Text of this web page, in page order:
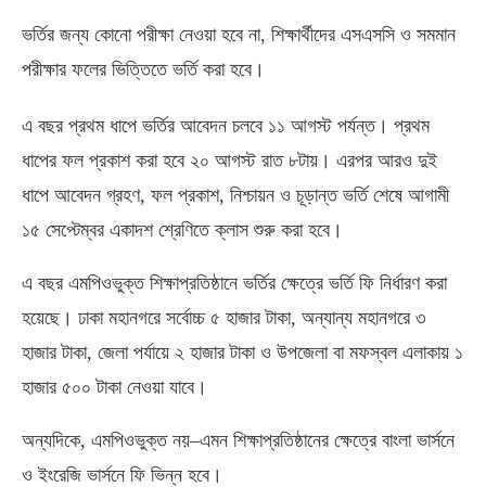
ভর্তির জন্য কোনো পরীক্ষা নেওয়া হবে না, শিক্ষার্থীদের এসএসসি ও সমমান
পরীক্ষার ফলের ভিত্তিতে ভর্তি করা হবে।
এ বছর প্রথম ধাপে ভর্তির আবেদন চলবে ১১ আগস্ট পর্যন্ত। প্রথম
ধাপের ফল প্রকাশ করা হবে ২০ আগস্ট রাত ৮টায়। এরপর আরও দুই
ধাপে আবেদন গ্রহণ, ফল প্রকাশ, নিশ্চায়ন ও চূড়ান্ত ভর্তি শেষে আগামী
১৫ সেপ্টেম্বর একাদশ শ্রেণিতে ক্লাস শুরু করা হবে।
এ বছর এমপিওভুক্ত শিক্ষাপ্রতিষ্ঠানে ভর্তির ক্ষেত্রে ভর্তি ফি নির্ধারণ করা
হয়েছে। ঢাকা মহানগরে সর্বোচ্চ ৫ হাজার টাকা, অন্যান্য মহানগরে ৩
হাজার টাকা, জেলা পর্যায়ে ২ হাজার টাকা ও উপজেলা বা মফস্বল এলাকায় ১
হাজার ৫০০ টাকা নেওয়া যাবে।
অন্যদিকে, এমপিওভুক্ত নয়–এমন শিক্ষাপ্রতিষ্ঠানের ক্ষেত্রে বাংলা ভার্সনে
ও ইংরেজি ভার্সনে ফি ভিন্ন হবে।